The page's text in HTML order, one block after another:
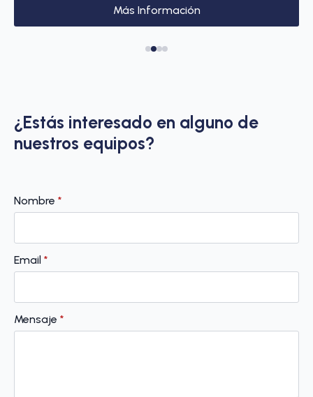
Más Información
¿Estás interesado en alguno de
nuestros equipos?
Nombre *
Email *
Mensaje *